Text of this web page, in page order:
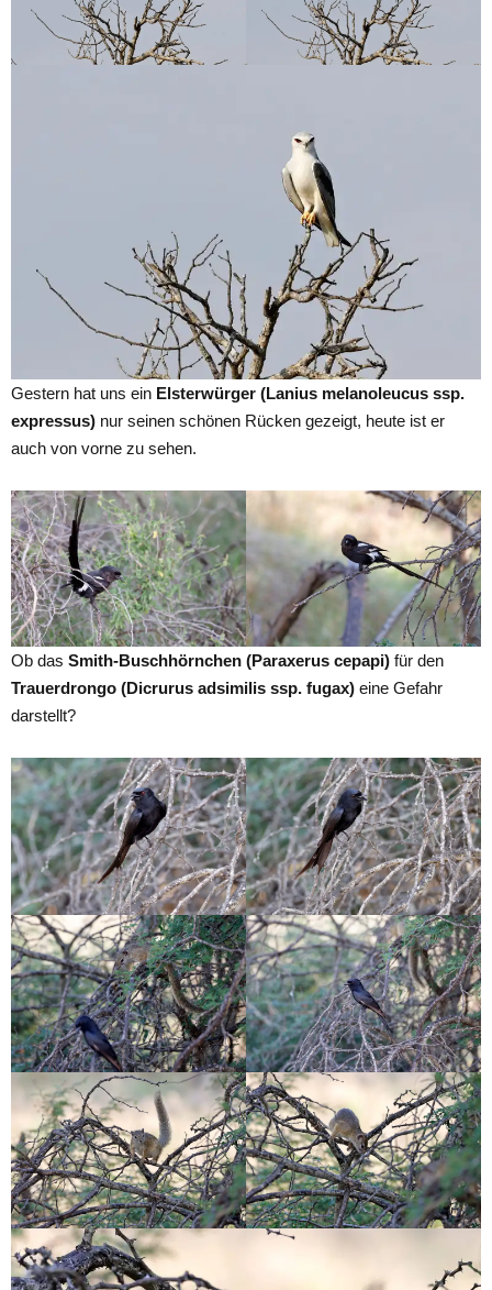
Gestern hat uns ein Elsterwürger (Lanius melanoleucus ssp.
expressus) nur seinen schönen Rücken gezeigt, heute ist er
auch von vorne zu sehen.
Ob das Smith-Buschhörnchen (Paraxerus cepapi) für den
Trauerdrongo (Dicrurus adsimilis ssp. fugax) eine Gefahr
darstellt?